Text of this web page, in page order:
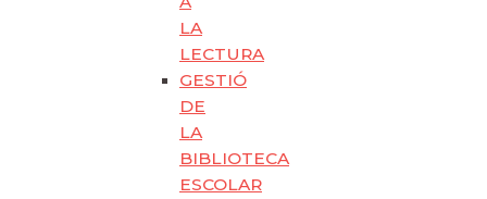
LA
LECTURA
GESTIÓ
DE
LA
BIBLIOTECA
ESCOLAR